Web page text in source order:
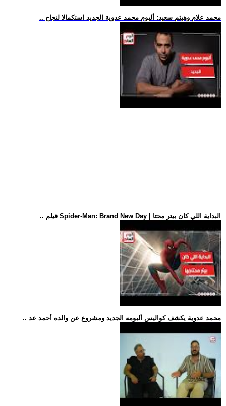
.. محمد علام وهيثم سعيد: ألبوم محمد عدوية الجديد استكمالا لنجاح
.. فيلم Spider-Man: Brand New Day | البداية اللي كان بيتر محتا
.. محمد عدوية يكشف كواليس ألبومه الجديد ومشروع عن والده أحمد عد